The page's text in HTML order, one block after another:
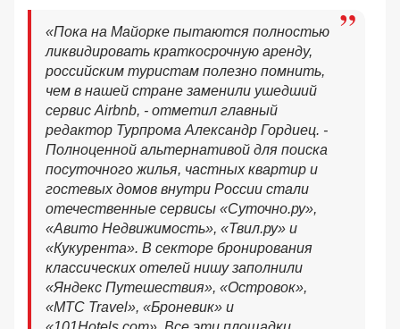
«Пока на Майорке пытаются полностью
ликвидировать краткосрочную аренду,
российским туристам полезно помнить,
чем в нашей стране заменили ушедший
сервис Airbnb, - отметил главный
редактор Турпрома Александр Гордиец. -
Полноценной альтернативой для поиска
посуточного жилья, частных квартир и
гостевых домов внутри России стали
отечественные сервисы «Суточно.ру»,
«Авито Недвижимость», «Твил.ру» и
«Кукурента». В секторе бронирования
классических отелей нишу заполнили
«Яндекс Путешествия», «Островок»,
«МТС Travel», «Броневик» и